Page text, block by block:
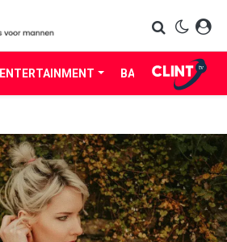
ENTERTAINMENT BABES LIFE